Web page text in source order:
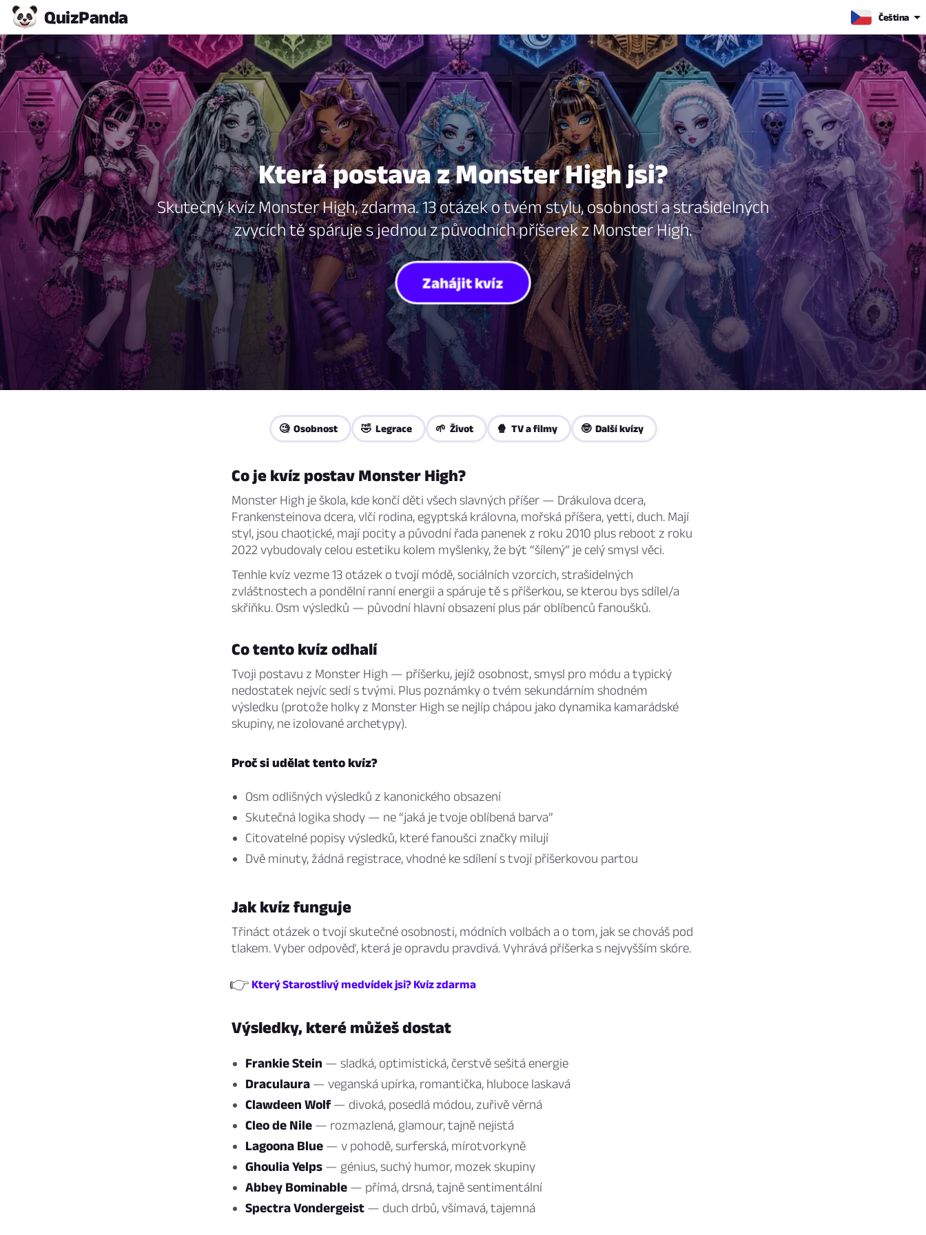
QuizPanda Čeština
Která postava z Monster High jsi?
Skutečný kvíz Monster High, zdarma. 13 otázek o tvém stylu, osobnosti a strašidelných
zvycích tě spáruje s jednou z původních příšerek z Monster High.
Zahájit kvíz
🧐 Osobnost 🤣 Legrace 🌱 Život 🍿 TV a filmy 🤓 Další kvízy
Co je kvíz postav Monster High?
Monster High je škola, kde končí děti všech slavných příšer — Drákulova dcera,
Frankensteinova dcera, vlčí rodina, egyptská královna, mořská příšera, yetti, duch. Mají
styl, jsou chaotické, mají pocity a původní řada panenek z roku 2010 plus reboot z roku
2022 vybudovaly celou estetiku kolem myšlenky, že být “šílený” je celý smysl věci.
Tenhle kvíz vezme 13 otázek o tvojí módě, sociálních vzorcích, strašidelných
zvláštnostech a pondělní ranní energii a spáruje tě s příšerkou, se kterou bys sdílel/a
skříňku. Osm výsledků — původní hlavní obsazení plus pár oblíbenců fanoušků.
Co tento kvíz odhalí
Tvoji postavu z Monster High — příšerku, jejíž osobnost, smysl pro módu a typický
nedostatek nejvíc sedí s tvými. Plus poznámky o tvém sekundárním shodném
výsledku (protože holky z Monster High se nejlíp chápou jako dynamika kamarádské
skupiny, ne izolované archetypy).
Proč si udělat tento kvíz?
Osm odlišných výsledků z kanonického obsazení
Skutečná logika shody — ne “jaká je tvoje oblíbená barva”
Citovatelné popisy výsledků, které fanoušci značky milují
Dvě minuty, žádná registrace, vhodné ke sdílení s tvojí příšerkovou partou
Jak kvíz funguje
Třináct otázek o tvojí skutečné osobnosti, módních volbách a o tom, jak se chováš pod
tlakem. Vyber odpověď, která je opravdu pravdivá. Vyhrává příšerka s nejvyšším skóre.
👉 Který Starostlivý medvídek jsi? Kvíz zdarma
Výsledky, které můžeš dostat
Frankie Stein — sladká, optimistická, čerstvě sešitá energie
Draculaura — veganská upírka, romantička, hluboce laskavá
Clawdeen Wolf— divoká, posedlá módou, zuřivě věrná
Cleo de Nile — rozmazlená, glamour, tajně nejistá
Lagoona Blue — v pohodě, surferská, mírotvorkyně
Ghoulia Yelps — génius, suchý humor, mozek skupiny
Abbey Bominable — přímá, drsná, tajně sentimentální
Spectra Vondergeist — duch drbů, všímavá, tajemná